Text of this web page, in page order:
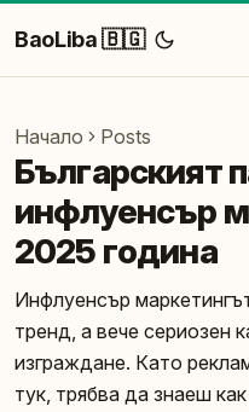
BaoLiba 🇧🇬
Начало Posts
Българският
инфлуенсър
2025 година
Инфлуенсър
тренд, а вече сериозен
изграждане. Като
тук, трябва да знаеш